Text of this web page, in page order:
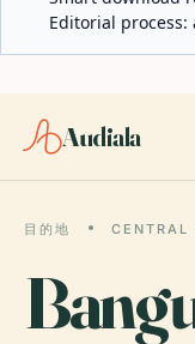
Editorial process:
Audiala
目的地 CENTRAL